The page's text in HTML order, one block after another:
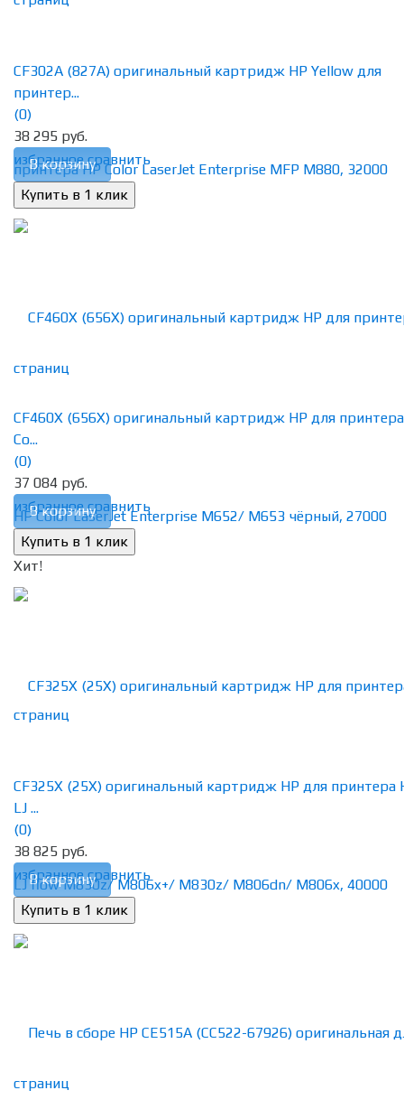
избранное сравнить
CF302A (827A) оригинальный картридж HP Yellow для
принтер...
(0)
38 295 руб.
В корзину
избранное сравнить
CF460X (656X) оригинальный картридж HP для
Co...
(0)
37 084 руб.
В корзину
Хит!
избранное сравнить
CF325X (25X) оригинальный картридж HP для принтера
LJ ...
(0)
38 825 руб.
В корзину